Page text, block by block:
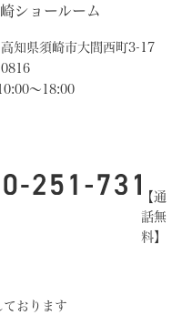
ショールーム
高知県須崎市大間西町3-17
0816
〜18:00
【通
話無
料】
おります